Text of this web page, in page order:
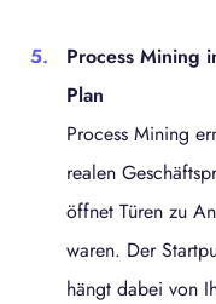
Process Mining
Plan
Process Mining
realen
öffnet Türen zu
waren. Der
hängt dabei von